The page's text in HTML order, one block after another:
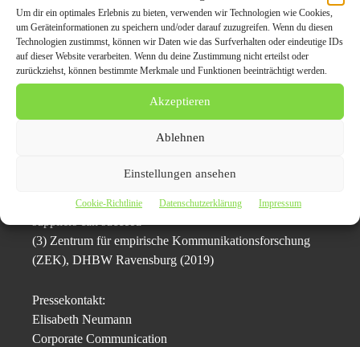
Um dir ein optimales Erlebnis zu bieten, verwenden wir Technologien wie Cookies,
um Geräteinformationen zu speichern und/oder darauf zuzugreifen. Wenn du diesen
Technologien zustimmst, können wir Daten wie das Surfverhalten oder eindeutige IDs
auf dieser Website verarbeiten. Wenn du deine Zustimmung nicht erteilst oder
zurückziehst, können bestimmte Merkmale und Funktionen beeinträchtigt werden.
Akzeptieren
Ablehnen
Einstellungen ansehen
Cookie-Richtlinie Datenschutzerklärung Impressum
verfügen über langjährige
Erfahrung in der Automobil- und Internetbranche. Ihre
letzte Gründung
easyautosale wurde 2015 an Autoscout24 verkauft.
(1) Frost & Sullivan (2018): Future of Vehicle
and Opportunities in North America and Europe, 2025
on the changing powertrain component market and how
(3) Zentrum für empirische Kommunikationsforschung
(ZEK), DHBW Ravensburg (2019)
Pressekontakt:
Elisabeth Neumann
Corporate Communication